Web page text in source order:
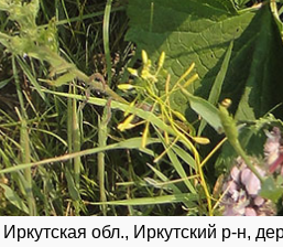
обл., Иркутский р-н,